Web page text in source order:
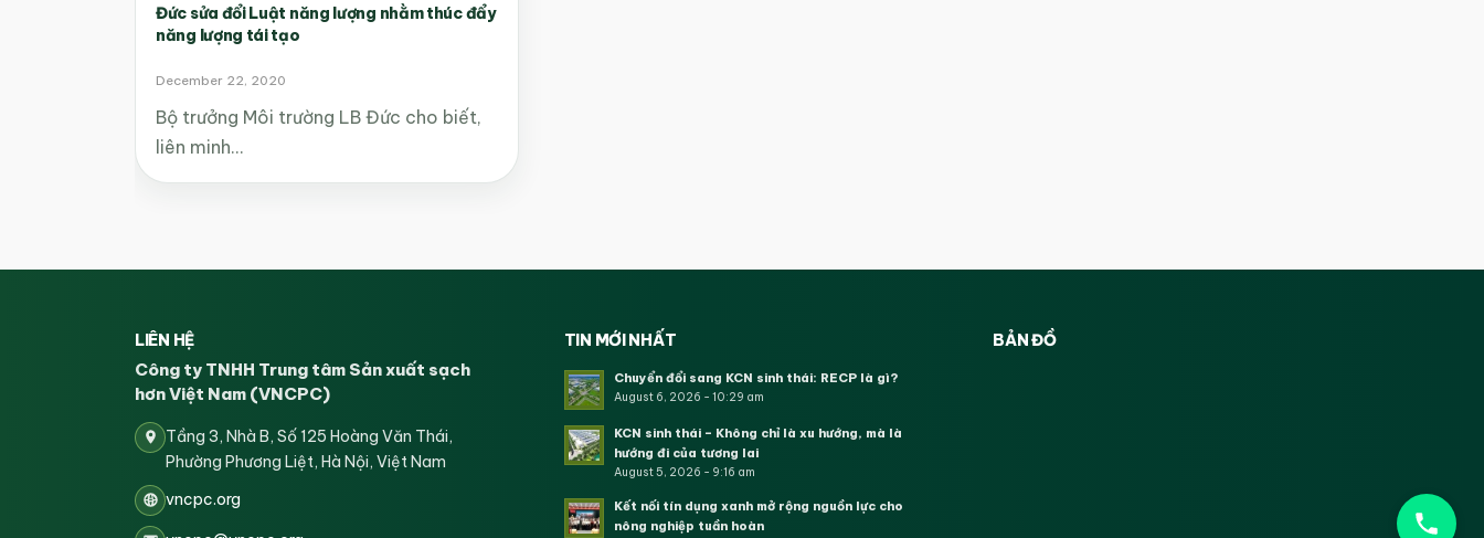
Đức sửa đổi Luật năng lượng nhằm thúc đẩy
năng lượng tái tạo
December 22, 2020
Bộ trưởng Môi trường LB Đức cho biết,
liên minh…
LIÊN HỆ
Công ty TNHH Trung tâm Sản xuất sạch
hơn Việt Nam (VNCPC)
Tầng 3, Nhà B, Số 125 Hoàng Văn Thái,
Phường Phương Liệt, Hà Nội, Việt Nam
vncpc.org
TIN MỚI NHẤT
Chuyển đổi sang KCN sinh thái: RECP là gì?
August 6, 2026 - 10:29 am
KCN sinh thái – Không chỉ là xu hướng, mà là
hướng đi của tương lai
August 5, 2026 - 9:16 am
Kết nối tín dụng xanh mở rộng nguồn lực cho
nông nghiệp tuần hoàn
BẢN ĐỒ